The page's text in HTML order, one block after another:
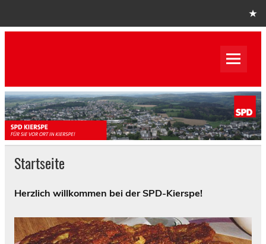
Startseite
Herzlich willkommen bei der SPD-Kierspe!